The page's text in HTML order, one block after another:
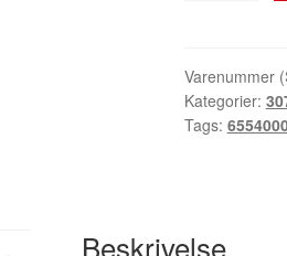
6554E7
antal
Varenummer
Kategorier:
Tags:
Beskrivelse